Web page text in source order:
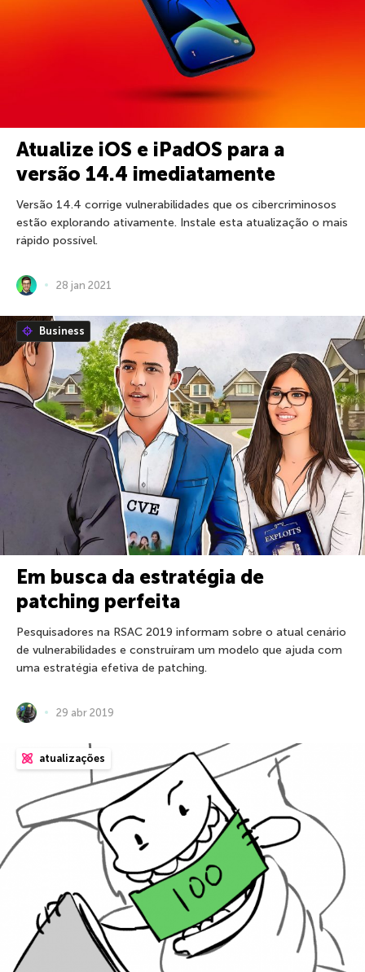
Atualize iOS e iPadOS para a
versão 14.4 imediatamente
Versão 14.4 corrige vulnerabilidades que os cibercriminosos
estão explorando ativamente. Instale esta atualização o mais
rápido possível.
28 jan 2021
Business
Em busca da estratégia de
patching perfeita
Pesquisadores na RSAC 2019 informam sobre o atual cenário
de vulnerabilidades e construíram um modelo que ajuda com
uma estratégia efetiva de patching.
29 abr 2019
atualizações